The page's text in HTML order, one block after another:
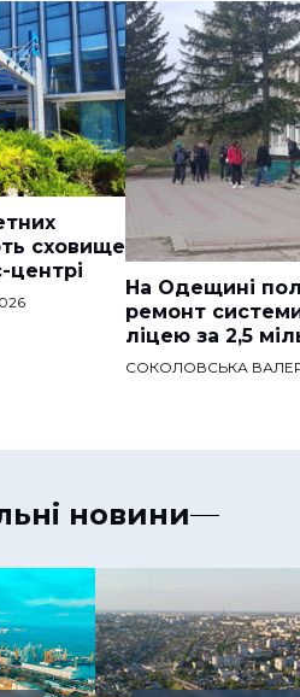
сховище
центрі
На Одещині
ремонт
ліцею за 2,5
СОКОЛОВСЬКА
новини